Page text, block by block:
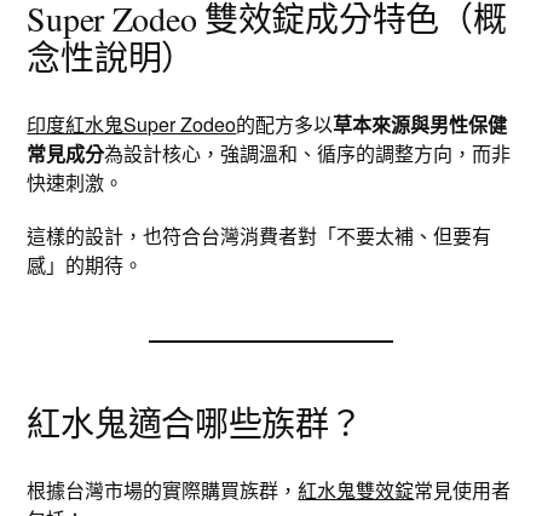
Super Zodeo 雙效錠成分特色（概
念性說明）
印度紅水鬼Super Zodeo的配方多以草本來源與男性保健
常見成分為設計核心，強調溫和、循序的調整方向，而非
快速刺激。
這樣的設計，也符合台灣消費者對「不要太補、但要有
感」的期待。
紅水鬼適合哪些族群？
根據台灣市場的實際購買族群，紅水鬼雙效錠常見使用者